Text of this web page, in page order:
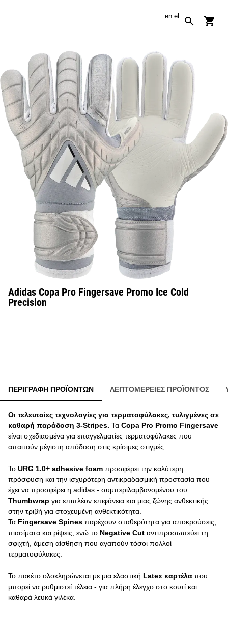
en el
Adidas Copa Pro Fingersave Promo Ice Cold
Precision
ΠΕΡΙΓΡΑΦΉ ΠΡΟΪΌΝΤΩΝ ΛΕΠΤΟΜΈΡΕΙΕΣ ΠΡΟΪΌΝΤΟΣ
Οι τελευταίες τεχνολογίες για τερματοφύλακες, τυλιγμένες σε
καθαρή παράδοση 3-Stripes. Τα Copa Pro Promo Fingersave
είναι σχεδιασμένα για επαγγελματίες τερματοφύλακες που
απαιτούν μέγιστη απόδοση στις κρίσιμες στιγμές.
Το URG 1.0+ adhesive foam προσφέρει την καλύτερη
πρόσφυση και την ισχυρότερη αντικραδασμική προστασία που
έχει να προσφέρει η adidas - συμπεριλαμβανομένου του
Thumbwrap για επιπλέον επιφάνεια και μιας ζώνης ανθεκτικής
στην τριβή για στοχευμένη ανθεκτικότητα.
Τα Fingersave Spines παρέχουν σταθερότητα για αποκρούσεις,
πιασίματα και ρίψεις, ενώ το Negative Cut αντιπροσωπεύει τη
σφιχτή, άμεση αίσθηση που αγαπούν τόσοι πολλοί
τερματοφύλακες.
Το πακέτο ολοκληρώνεται με μια ελαστική Latex καρτέλα που
μπορεί να ρυθμιστεί τέλεια - για πλήρη έλεγχο στο κουτί και
καθαρά λευκά γιλέκα.